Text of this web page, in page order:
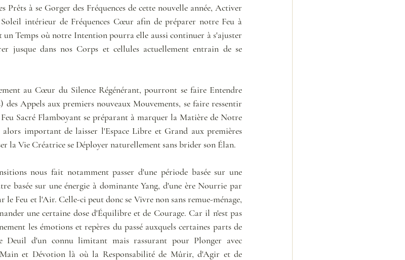
à se Gorger des Fréquences de cette nouvelle année, Activer
intérieur de Fréquences Cœur afin de préparer notre Feu à
un Temps où notre Intention pourra elle aussi continuer à s'ajuster
jusque dans nos Corps et cellules actuellement entrain de se
au Cœur du Silence Régénérant, pourront se faire Entendre
des Appels aux premiers nouveaux Mouvements, se faire ressentir
Sacré Flamboyant se préparant à marquer la Matière de Notre
important de laisser l'Espace Libre et Grand aux premières
la Vie Créatrice se Déployer naturellement sans brider son Élan.
nous fait notamment passer d'une période basée sur une
basée sur une énergie à dominante Yang, d'une ère Nourrie par
le Feu et l'Air. Celle-ci peut donc se Vivre non sans remue-ménage,
une certaine dose d'Équilibre et de Courage. Car il n'est pas
les émotions et repères du passé auxquels certaines parts de
Deuil d'un connu limitant mais rassurant pour Plonger avec
et Dévotion là où la Responsabilité de Mûrir, d'Agir et de